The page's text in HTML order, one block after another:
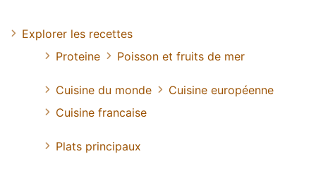
Explorer les recettes
Proteine
Poisson et fruits de mer
Cuisine du monde
Cuisine européenne
Cuisine francaise
Plats principaux